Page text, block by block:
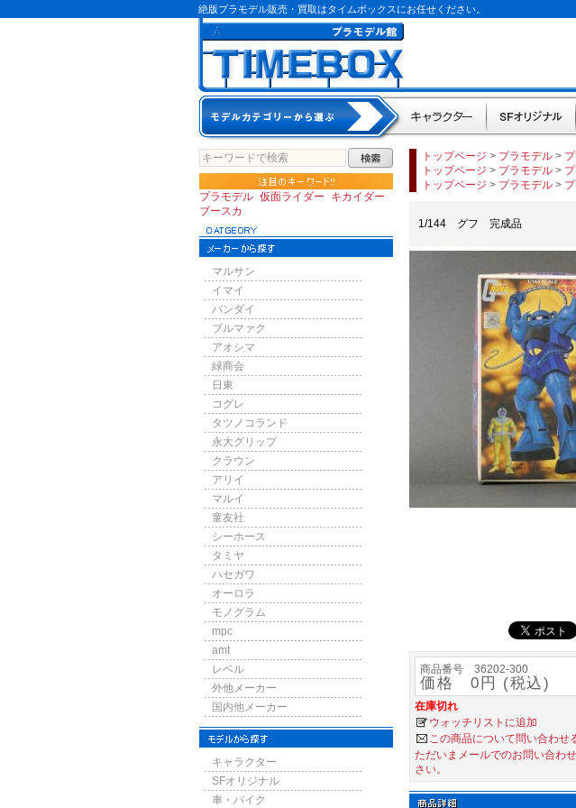
絶版プラモデル販売・買取はタイムボックスにお任せください。
キャラクター SFオリジナル
プラモデル 仮面ライダー
キカイダー
ブースカ
マルサン
イマイ
バンダイ
ブルマァク
アオシマ
緑商会
日東
コグレ
タツノコランド
永大グリップ
クラウン
アリイ
マルイ
童友社
シーホース
タミヤ
ハセガワ
オーロラ
モノグラム
mpc
amt
レベル
外他メーカー
国内他メーカー
キャラクター
SFオリジナル
車・バイク
トップページ > プラモデル >
トップページ > プラモデル >
トップページ > プラモデル >
1/144 グフ 完成品
商品番号 36202-300
価格 0円 (税込)
在庫切れ
ウォッチリストに追加
この商品について問い合わせ
ただいまメールでのお問い合わ
さい。